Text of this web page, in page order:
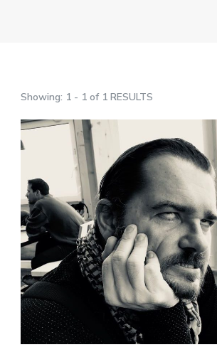
Showing: 1 - 1 of 1 RESULTS